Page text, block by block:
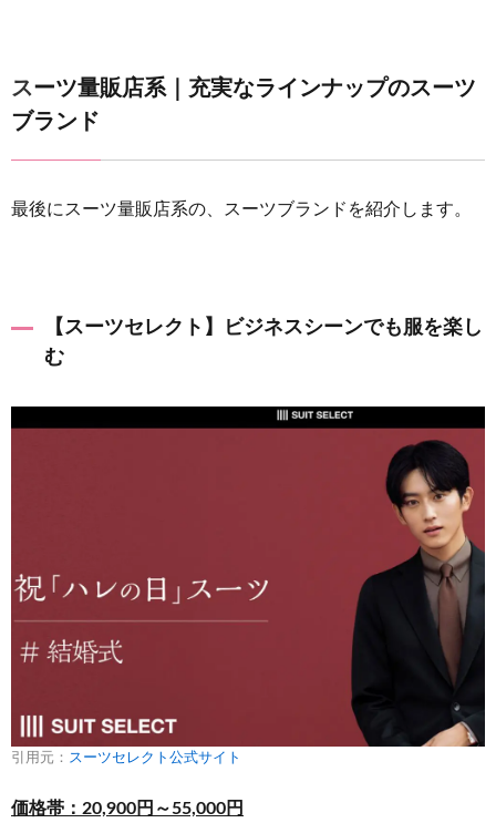
スーツ量販店系｜充実なラインナップのスーツ
ブランド
最後にスーツ量販店系の、スーツブランドを紹介します。
【スーツセレクト】ビジネスシーンでも服を楽し
む
引用元： スーツセレクト公式サイト
価格帯：20,900円～55,000円